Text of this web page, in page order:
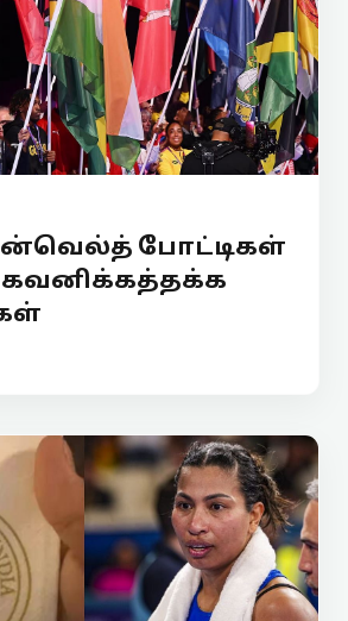
போட்டிகள்
கவனிக்கத்தக்க